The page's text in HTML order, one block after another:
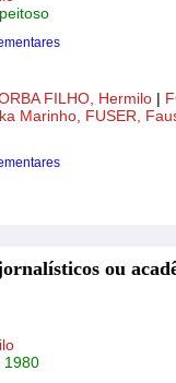
FILHO, Hermilo |
Marinho, FUSER,
ou
1980